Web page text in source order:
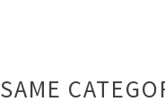
SAME